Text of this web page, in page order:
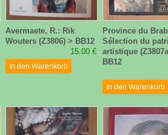
Avermaete, R.: Rik
Wouters (Z3806) > BB12
15.00 €
In den Warenkorb
Province du
Sélection du
artistique
BB12
In den Warenkorb